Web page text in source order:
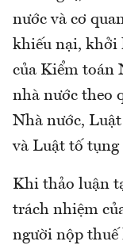
nước và cơ
khiếu nại, khởi
của Kiểm toán
nhà nước theo
Nhà nước,
và Luật tố
Khi thảo luận
trách nhiệm
người nộp thuế